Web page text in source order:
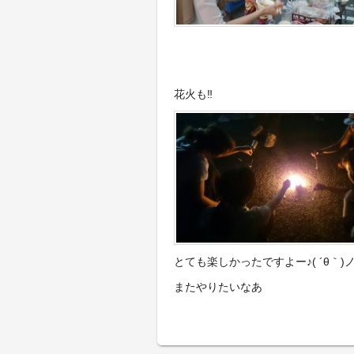
花火も‼︎
とても楽しかったですよー♪( ´θ｀)
またやりたいなあ